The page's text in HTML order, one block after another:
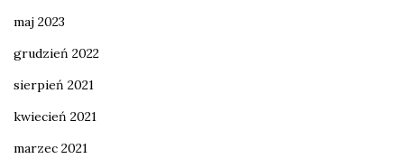
maj 2023
grudzień 2022
sierpień 2021
kwiecień 2021
marzec 2021